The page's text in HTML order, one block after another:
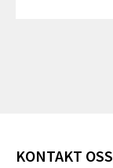
KONTAKT OSS